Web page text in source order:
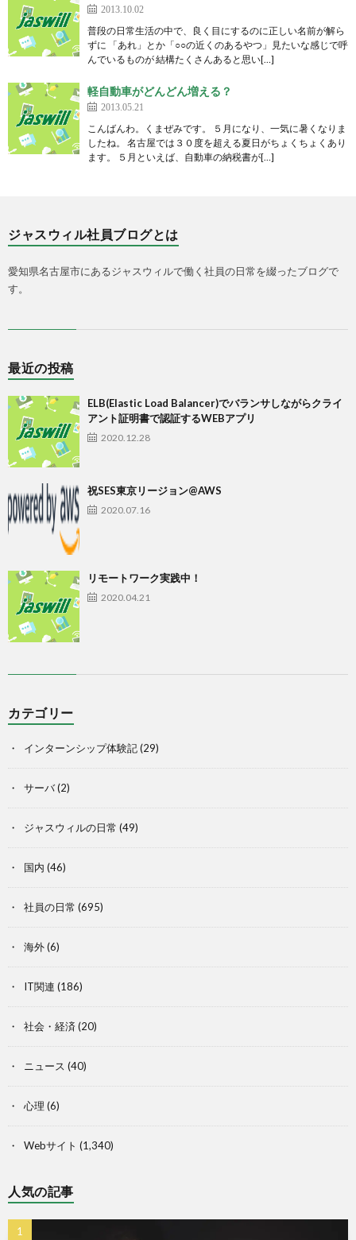
2013.10.02
普段の日常生活の中で、良く目にするのに正しい名前が解ら
ずに 「あれ」とか「○○の近くのあるやつ」見たいな感じで呼
んでいるものが 結構たくさんあると思い[…]
軽自動車がどんどん増える？
2013.05.21
こんばんわ。くまぜみです。 ５月になり、一気に暑くなりま
したね。 名古屋では３０度を超える夏日がちょくちょくあり
ます。 ５月といえば、自動車の納税書が[…]
ジャスウィル社員ブログとは
愛知県名古屋市にあるジャスウィルで働く社員の日常を綴ったブログで
す。
最近の投稿
ELB(Elastic Load Balancer)でバランサしながらクライ
アント証明書で認証するWEBアプリ
2020.12.28
祝SES東京リージョン@AWS
2020.07.16
リモートワーク実践中！
2020.04.21
カテゴリー
インターンシップ体験記(29)
サーバ(2)
ジャスウィルの日常 (49)
国内 (46)
社員の日常 (695)
海外(6)
IT関連 (186)
社会・経済 (20)
ニュース (40)
心理 (6)
Webサイト (1,340)
人気の記事